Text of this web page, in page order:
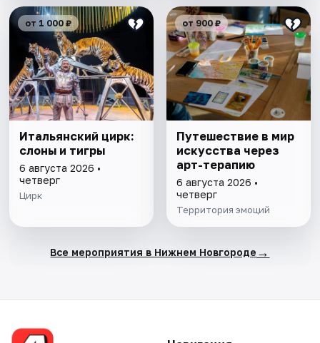
от 1 000 ₽
Итальянский цирк:
слоны и тигры
6 августа 2026 •
четверг
Цирк
от 900 ₽
Путешествие в мир
искусства через
арт-терапию
6 августа 2026 •
четверг
Территория эмоций
Все мероприятия в Нижнем Новгороде →